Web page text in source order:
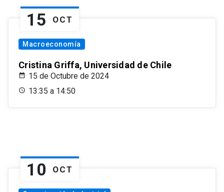
15 OCT
Macroeconomía
Cristina Griffa, Universidad de Chile
15 de Octubre de 2024
13:35 a 14:50
10 OCT